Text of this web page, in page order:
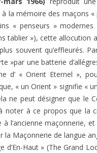
DEC 1970 2ÈME
E.T. N° 421-422
DEC 1970 1ÈRE
E.T. N° 418
E.T. ANNEES
E.T. ANNEES
E.T. ANNEES
LIVRÉ À LA
( I ) : TÉMOIGNAGE ET
GARDE
DE VLT
la mémoire des maçons «
« penseurs » modernes
tablier »), cette allocution
souvent qu’effleurés.
»par une batterie
d’ « Orient Eternel »,
« un Orient » signifie «
ne peut désigner que le
à ce propos que la
l’ancienne maçonnerie,
la Maçonnerie de langue
d’En-Haut » (The Grand